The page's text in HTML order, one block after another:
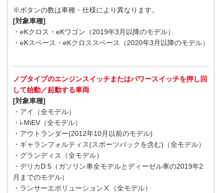
※ボタンの数は車種・仕様により異なります。
[対象車種]
・eKクロス・eKワゴン（2019年3月以降のモデル）
・eKスペース・eKクロススペース（2020年3月以降のモデル）
ノブタイプのエンジンスイッチまたはパワースイッチを押し回
して始動／起動する車両
[対象車種]
・アイ（全モデル）
・i-MiEV（全モデル）
・アウトランダー(2012年10月以前のモデル)
・ギャランフォルティス(スポーツバックを含む)（全モデル）
・グランディス（全モデル）
・デリカD:5（ガソリン車全モデルとディーゼル車の2019年2
月までのモデル）
・ランサーエボリューションⅩ（全モデル）